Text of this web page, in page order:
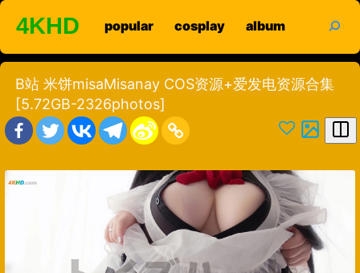
Skip
content
4KHD popular cosplay album
B站 米饼misaMisanay COS资源+爱发电资源合集
[5.72GB-2326photos]